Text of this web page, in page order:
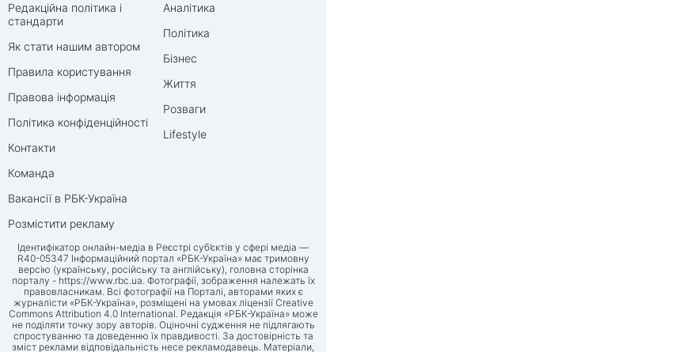
Редакційна політика і
стандарти
Як стати нашим автором
Правила користування
Правова інформація
Політика конфіденційності
Контакти
Команда
Вакансії в РБК-Україна
Розмістити рекламу
Аналітика
Політика
Бізнес
Життя
Розваги
Lifestyle
Ідентифікатор онлайн-медіа в Реєстрі суб’єктів у сфері медіа —
R40-05347 Інформаційний портал «РБК-Україна» має тримовну
версію (українську, російську та англійську), головна сторінка
порталу - https://www.rbc.ua. Фотографії, зображення належать їх
правовласникам. Всі фотографії на Порталі, авторами яких є
журналісти «РБК-Україна», розміщені на умовах ліцензії Creative
Commons Attribution 4.0 International. Редакція «РБК-Україна» може
не поділяти точку зору авторів. Оціночні судження не підлягають
спростуванню та доведенню їх правдивості. За достовірність та
зміст реклами відповідальність несе рекламодавець. Матеріали,